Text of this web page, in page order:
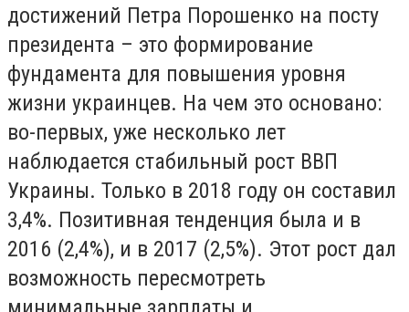
достижений Петра Порошенко на посту
президента – это формирование
фундамента для повышения уровня
жизни украинцев. На чем это основано:
во-первых, уже несколько лет
наблюдается стабильный рост ВВП
Украины. Только в 2018 году он составил
3,4%. Позитивная тенденция была и в
2016 (2,4%), и в 2017 (2,5%). Этот рост дал
возможность пересмотреть